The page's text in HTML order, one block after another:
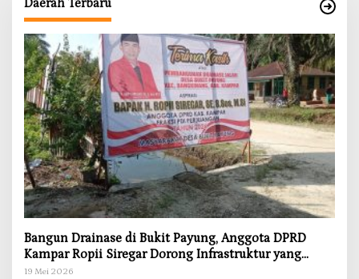
Daerah Terbaru
Bangun Drainase di Bukit Payung, Anggota DPRD
Kampar Ropii Siregar Dorong Infrastruktur yang
Menyentuh Kebutuhan Dasar
19 Mei 2026